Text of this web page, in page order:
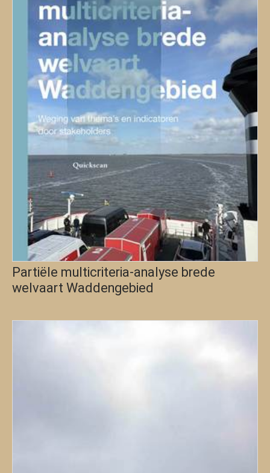
Partiële multicriteria-analyse brede
welvaart Waddengebied